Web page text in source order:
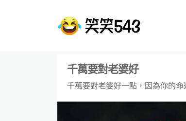
千萬要對老婆好
千萬要對老婆好一點，因為你的命